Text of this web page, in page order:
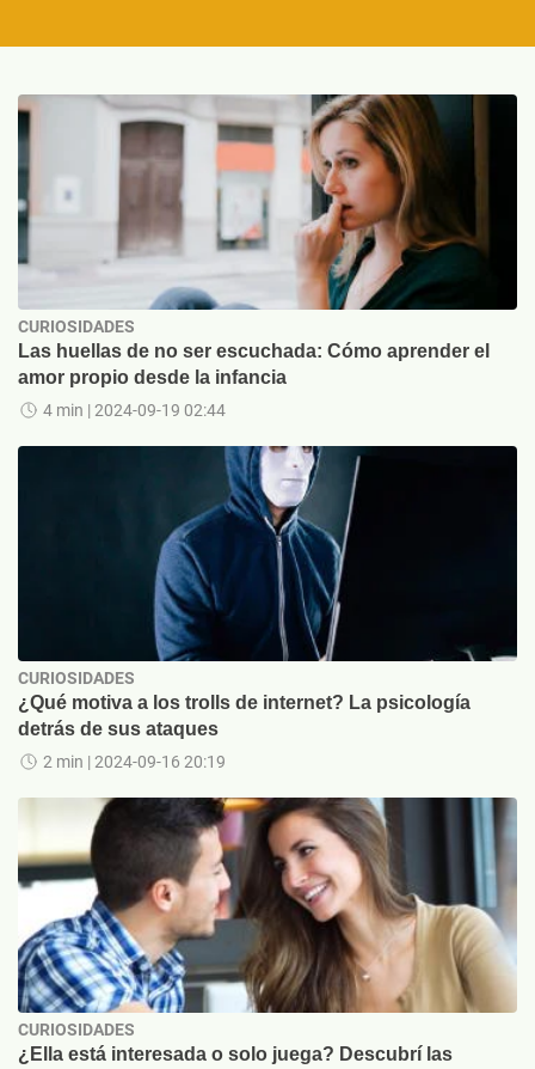
CURIOSIDADES
Las huellas de no ser escuchada: Cómo aprender el
amor propio desde la infancia
4 min | 2024-09-19 02:44
CURIOSIDADES
¿Qué motiva a los trolls de internet? La psicología
detrás de sus ataques
2 min | 2024-09-16 20:19
CURIOSIDADES
¿Ella está interesada o solo juega? Descubrí las